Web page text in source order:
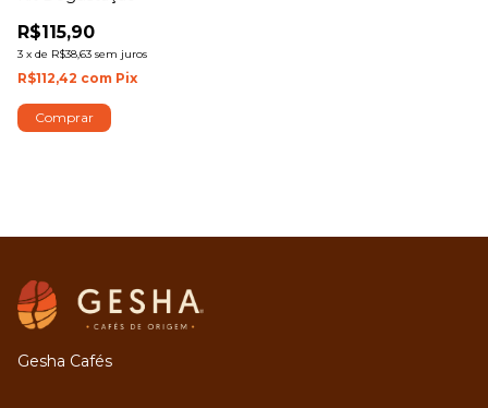
R$115,90
3 x de R$38,63 sem juros
R$112,42 com Pix
Comprar
Gesha Cafés